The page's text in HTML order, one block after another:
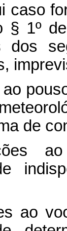
caso
§ 1º
dos
de
ao